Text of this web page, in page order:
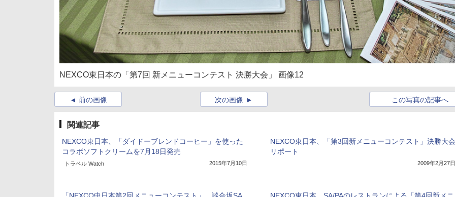
NEXCO東日本の「第7回 新メニューコンテスト 決勝大会」 画像12
前の画像 この写真の記事へ
次の画像
関連記事
NEXCO東日本、「ダイドーブレンドコーヒー」を使った
コラボソフトクリームを7月18日発売
トラベル Watch 2015年7月10日
NEXCO東日本、「第3回新メニューコンテスト」決勝大会
リポート
2009年2月27日